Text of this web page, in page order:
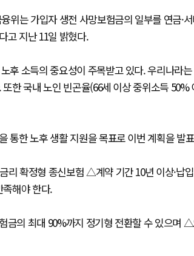
위는 가입자 생전 사망보험금의 일부를 연금·
고 지난 11일 밝혔다.
후 소득의 중요성이 주목받고 있다. 우리나라
한 국내 노인 빈곤율(66세 이상 중위소득
통한 노후 생활 지원을 목표로 이번 계획을 발
리 확정형 종신보험 △계약 기간 10년 이상·
해야 한다.
금의 최대 90%까지 정기형 전환할 수 있으